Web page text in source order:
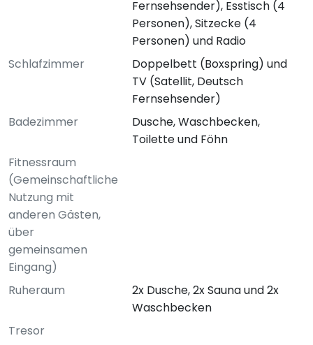
Fernsehsender), Esstisch (4
Personen), Sitzecke (4
Personen) und Radio
Schlafzimmer
Doppelbett (Boxspring) und
TV (Satellit, Deutsch
Fernsehsender)
Badezimmer
Dusche, Waschbecken,
Toilette und Föhn
Fitnessraum
(Gemeinschaftliche
Nutzung mit
anderen Gästen,
über
gemeinsamen
Eingang)
Ruheraum
2x Dusche, 2x Sauna und 2x
Waschbecken
Tresor